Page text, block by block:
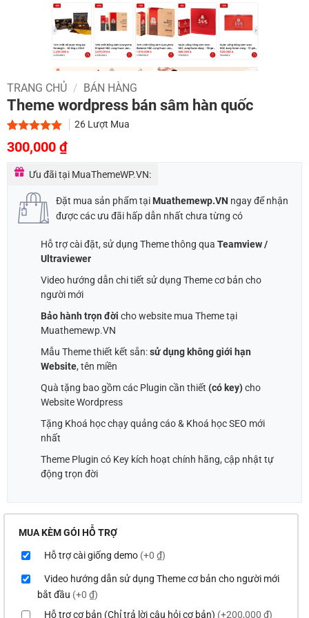
TRANG CHỦ / BÁN HÀNG
Theme wordpress bán sâm hàn quốc
5.00trên 5
dựa trên
1
đánh giá
26Lượt Mua
Giá
gốc
là:
1,200,000 ₫.
300,000 ₫Giá
tại
là:
300,000 ₫.
Ưu đãi tại MuaThemeWP.VN:
Đặt mua sản phẩm tại Muathemewp.VN ngay để nhận
được các ưu đãi hấp dẫn nhất chưa từng có
Hỗ trợ cài đặt, sử dụng Theme thông qua Teamview /
Ultraviewer
Video hướng dẫn chi tiết sử dụng Theme cơ bản cho
người mới
Bảo hành trọn đời cho website mua Theme tại
Muathemewp.VN
Mẫu Theme thiết kết sẵn:sử dụng không giới hạn
Website, tên miền
Quà tặng bao gồm các Plugin cần thiết (có key)cho
Website Wordpress
Tặng Khoá học chạy quảng cáo & Khoá học SEO mới
nhất
Theme Plugin có Key kích hoạt chính hãng, cập nhật tự
động trọn đời
MUA KÈM GÓI HỖ TRỢ
Hỗ trợ cài giống demo (+0 ₫)
Video hướng dẫn sử dụng Theme cơ bản cho người mới
bắt đầu (+0 ₫)
Hỗ trợ cơ bản (Chỉ trả lời câu hỏi cơ bản) (+200,000 ₫)